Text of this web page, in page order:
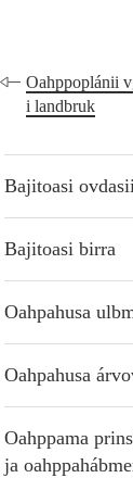
Oahppoplánii
i landbruk
Bajitoasi
Bajitoasi birra
Oahpahusa
Oahpahusa
Oahppama
ja